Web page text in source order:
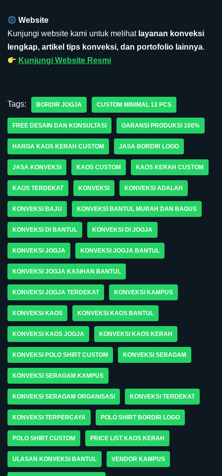
Website
Kunjungi website kami untuk melihat layanan konveksi
lengkap, artikel tips konveksi, dan portofolio lainnya.
Kunjungi Website Resmi
Tags: BORDIR JOGJA CUSTOM MINIMAL 12 PCS
FREE DESAIN DAN KONSULTASI GARANSI PRODUKSI 100%
HARGA KAOS KERAH CUSTOM JASA BORDIR LOGO
JASA KONVEKSI KAOS CUSTOM KAOS KERAH CUSTOM
KAOS TERDEKAT KONVEKSI KONVEKSI ADALAH
KONVEKSI BAJU KONVEKSI BANTUL MURAH DAN BAGUS
KONVEKSI DI BANTUL KONVEKSI DI JOGJA
KONVEKSI JOGJA KONVEKSI JOGJA BANTUL
KONVEKSI JOGJA KASIHAN BANTUL
KONVEKSI JOGJA TERDEKAT KONVEKSI KAMPUS
KONVEKSI KAOS KONVEKSI KAOS BANTUL
KONVEKSI KAOS JOGJA KONVEKSI KAOS KERAH
KONVEKSI POLO SHIRT CUSTOM KONVEKSI SERAGAM
KONVEKSI SERAGAM KAMPUS
KONVEKSI SERAGAM ORGANISASI KONVEKSI TERDEKAT
KONVEKSI TERPERCAYA POLO SHIRT BORDIR LOGO
POLO SHIRT CUSTOM PRICE LIST KAOS KERAH
ULASAN KONVEKSI BANTUL VENDOR KAMPUS